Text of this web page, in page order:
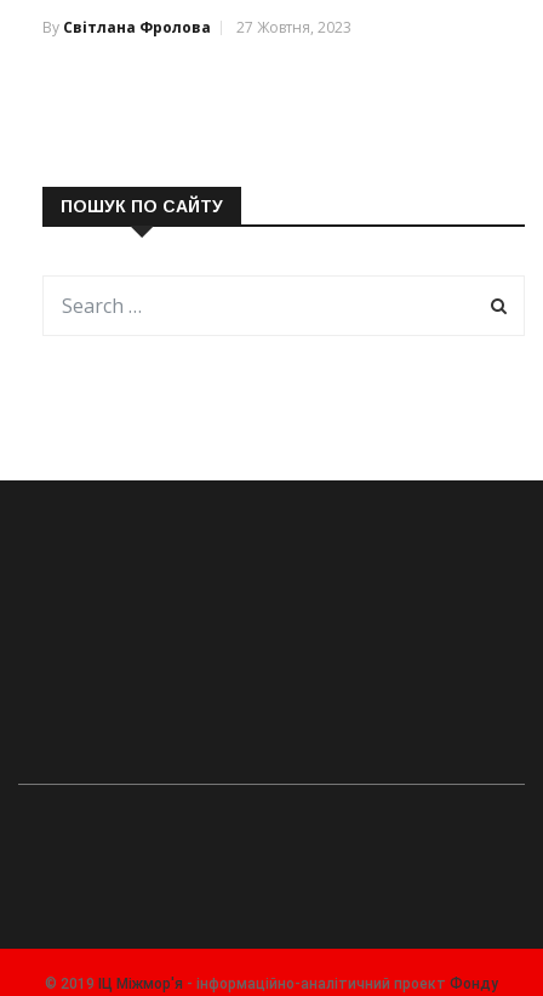
By Світлана Фролова 27 Жовтня, 2023
ПОШУК ПО САЙТУ
© 2019 ІЦ Міжмор'я - інформаційно-аналітичний проект Фонду